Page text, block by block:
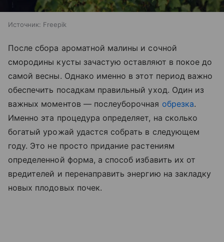
Источник: Freepik
После сбора ароматной малины и сочной
смородины кусты зачастую оставляют в покое до
самой весны. Однако именно в этот период важно
обеспечить посадкам правильный уход. Один из
важных моментов — послеуборочная обрезка.
Именно эта процедура определяет, на сколько
богатый урожай удастся собрать в следующем
году. Это не просто придание растениям
определенной форма, а способ избавить их от
вредителей и перенаправить энергию на закладку
новых плодовых почек.